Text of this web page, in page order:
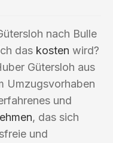
nach Bulle
das kosten wird?
Gütersloh aus
Umzugsvorhaben
und
, das sich
und